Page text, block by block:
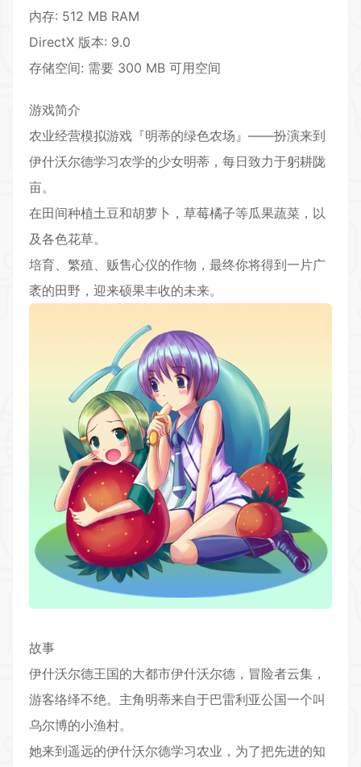
内存: 512 MB RAM
DirectX 版本: 9.0
存储空间: 需要 300 MB 可用空间
游戏简介
农业经营模拟游戏『明蒂的绿色农场』——扮演来到
伊什沃尔德学习农学的少女明蒂，每日致力于躬耕陇
亩。
在田间种植土豆和胡萝卜，草莓橘子等瓜果蔬菜，以
及各色花草。
培育、繁殖、贩售心仪的作物，最终你将得到一片广
袤的田野，迎来硕果丰收的未来。
故事
伊什沃尔德王国的大都市伊什沃尔德，冒险者云集，
游客络绎不绝。主角明蒂来自于巴雷利亚公国一个叫
乌尔博的小渔村。
她来到遥远的伊什沃尔德学习农业，为了把先进的知